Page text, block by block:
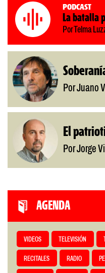
Podcast
La batalla
Por Telma
Por Juano
El
Por Jorge
AGENDA
VIDEOS TELEVISIÓN
RECITALES RADIO